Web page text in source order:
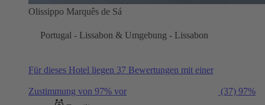
Olissippo Marquês de Sá
Portugal - Lissabon & Umgebung - Lissabon
Für dieses Hotel liegen 37 Bewertungen mit einer
Zustimmung von 97% vor (37) 97%